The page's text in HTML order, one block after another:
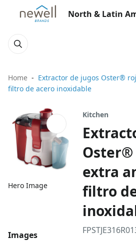
North & Latin
Home
Extractor de jugos Oster®
filtro de acero inoxidable
Hero Image
Images
Kitchen
Oster®
extra
filtro